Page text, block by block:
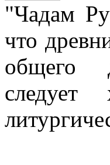
"Чадам
что
общего
следует